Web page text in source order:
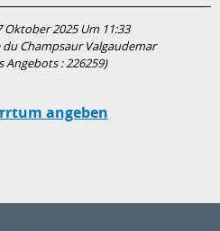
2025 Um 11:33
Champsaur Valgaudemar
Angebots :226259)
angeben